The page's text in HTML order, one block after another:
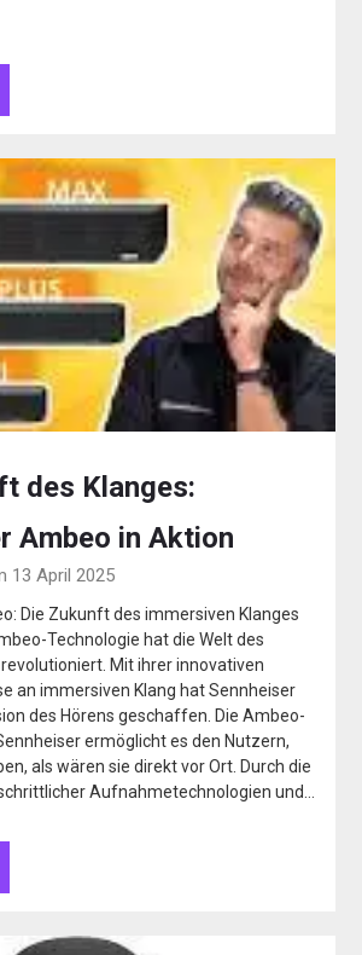
des Klanges:
Ambeo in Aktion
13 April 2025
Die Zukunft des immersiven Klanges
Technologie hat die Welt des
Mit ihrer innovativen
an immersiven Klang hat Sennheiser
des Hörens geschaffen. Die Ambeo-
ermöglicht es den Nutzern,
als wären sie direkt vor Ort. Durch die
Aufnahmetechnologien und…